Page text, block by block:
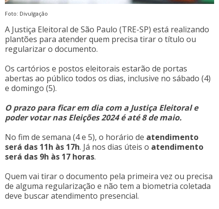
Foto: Divulgação
A Justiça Eleitoral de São Paulo (TRE-SP) está realizando
plantões para atender quem precisa tirar o título ou
regularizar o documento.
Os cartórios e postos eleitorais estarão de portas
abertas ao público todos os dias, inclusive no sábado (4)
e domingo (5).
O prazo para ficar em dia com a Justiça Eleitoral e
poder votar nas Eleições 2024 é até 8 de maio.
No fim de semana (4 e 5), o horário de atendimento
será das 11h às 17h. Já nos dias úteis o atendimento
será das 9h às 17 horas.
Quem vai tirar o documento pela primeira vez ou precisa
de alguma regularização e não tem a biometria coletada
deve buscar atendimento presencial.